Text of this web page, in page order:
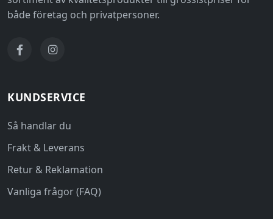
både företag och privatpersoner.
KUNDSERVICE
Så handlar du
Frakt & Leverans
Retur & Reklamation
Vanliga frågor (FAQ)